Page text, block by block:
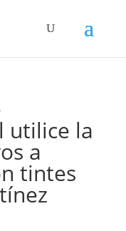
utilice la
a
tintes